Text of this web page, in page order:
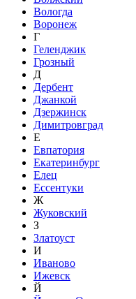
Вологда
Воронеж
Г
Геленджик
Грозный
Д
Дербент
Джанкой
Дзержинск
Димитровград
Е
Евпатория
Екатеринбург
Елец
Ессентуки
Ж
Жуковский
З
Златоуст
И
Иваново
Ижевск
Й